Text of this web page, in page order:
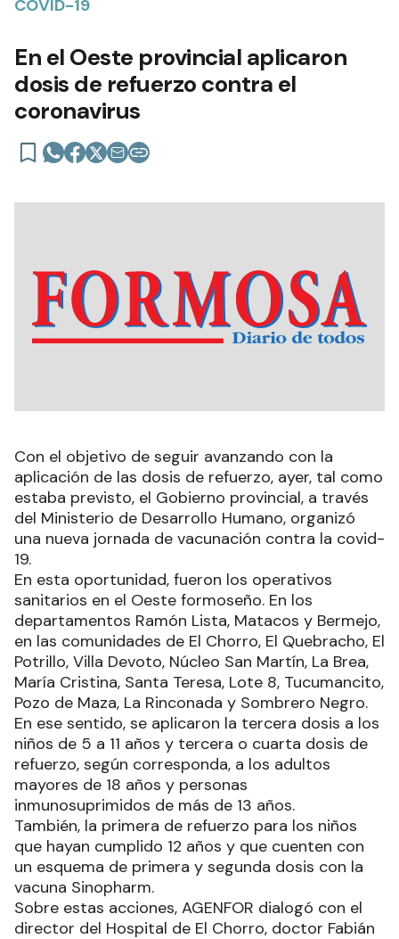
COVID-19
En el Oeste provincial aplicaron
dosis de refuerzo contra el
coronavirus
Con el objetivo de seguir avanzando con la
aplicación de las dosis de refuerzo, ayer, tal como
estaba previsto, el Gobierno provincial, a través
del Ministerio de Desarrollo Humano, organizó
una nueva jornada de vacunación contra la covid-
19.
En esta oportunidad, fueron los operativos
sanitarios en el Oeste formoseño. En los
departamentos Ramón Lista, Matacos y Bermejo,
en las comunidades de El Chorro, El Quebracho, El
Potrillo, Villa Devoto, Núcleo San Martín, La Brea,
María Cristina, Santa Teresa, Lote 8, Tucumancito,
Pozo de Maza, La Rinconada y Sombrero Negro.
En ese sentido, se aplicaron la tercera dosis a los
niños de 5 a 11 años y tercera o cuarta dosis de
refuerzo, según corresponda, a los adultos
mayores de 18 años y personas
inmunosuprimidos de más de 13 años.
También, la primera de refuerzo para los niños
que hayan cumplido 12 años y que cuenten con
un esquema de primera y segunda dosis con la
vacuna Sinopharm.
Sobre estas acciones, AGENFOR dialogó con el
director del Hospital de El Chorro, doctor Fabián